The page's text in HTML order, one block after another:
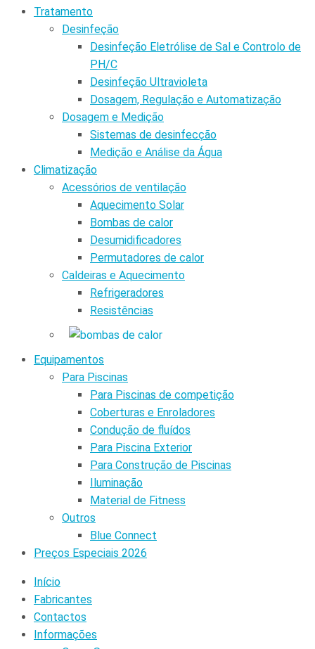
Tratamento
Desinfeção
Desinfeção Eletrólise de Sal e Controlo de
PH/C
Desinfeção Ultravioleta
Dosagem, Regulação e Automatização
Dosagem e Medição
Sistemas de desinfecção
Medição e Análise da Água
Climatização
Acessórios de ventilação
Aquecimento Solar
Bombas de calor
Desumidificadores
Permutadores de calor
Caldeiras e Aquecimento
Refrigeradores
Resistências
Equipamentos
Para Piscinas
Para Piscinas de competição
Coberturas e Enroladores
Condução de fluídos
Para Piscina Exterior
Para Construção de Piscinas
Iluminação
Material de Fitness
Outros
Blue Connect
Preços Especiais 2026
Início
Fabricantes
Contactos
Informações